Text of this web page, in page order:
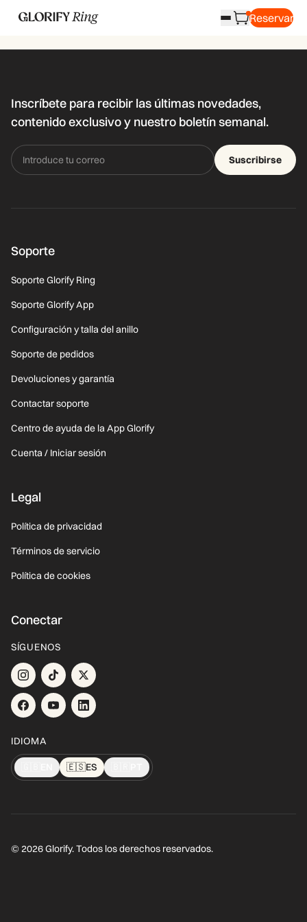
Reservar
Inscríbete para recibir las últimas novedades,
contenido exclusivo y nuestro boletín semanal.
Suscribirse
Soporte
Soporte Glorify Ring
Soporte Glorify App
Configuración y talla del anillo
Soporte de pedidos
Devoluciones y garantía
Contactar soporte
Centro de ayuda de la App Glorify
Cuenta / Iniciar sesión
Legal
Política de privacidad
Términos de servicio
Política de cookies
Conectar
SÍGUENOS
IDIOMA
🇪🇸ES
© 2026 Glorify. Todos los derechos reservados.